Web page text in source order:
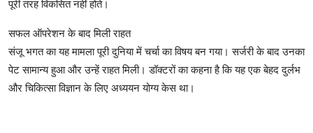
पूरी तरह विकसित नहीं होते।
सफल ऑपरेशन के बाद मिली राहत
संजू भगत का यह मामला पूरी दुनिया में चर्चा का विषय बन गया। सर्जरी के बाद उनका
पेट सामान्य हुआ और उन्हें राहत मिली। डॉक्टरों का कहना है कि यह एक बेहद दुर्लभ
और चिकित्सा विज्ञान के लिए अध्ययन योग्य केस था।